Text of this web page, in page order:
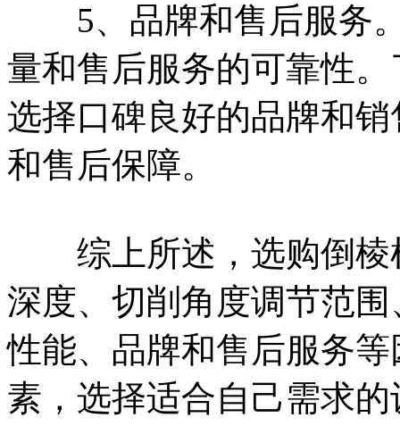
5、品牌和售后服务。
量和售后服务的可靠性
选择口碑良好的品牌和
和售后保障。
综上所述，选购倒棱
深度、切削角度调节范
性能、品牌和售后服务
素，选择适合自己需求